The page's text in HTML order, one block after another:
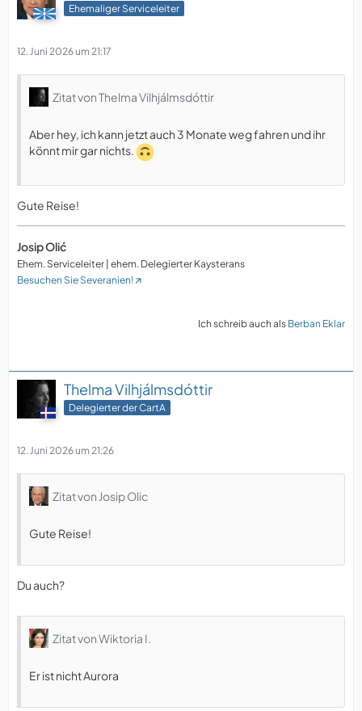
Ehemaliger Serviceleiter
12. Juni 2026 um 21:17
Zitat von Thelma Vilhjálmsdóttir
Aber hey, ich kann jetzt auch 3 Monate weg fahren und ihr
könnt mir gar nichts.
Gute Reise!
Josip Olić
Ehem. Serviceleiter | ehem. Delegierter Kaysterans
Besuchen Sie Severanien!
Ich schreib auch als Berban Eklar
Thelma Vilhjálmsdóttir
Delegierter der CartA
12. Juni 2026 um 21:26
Zitat von Josip Olic
Gute Reise!
Du auch?
Zitat von Wiktoria I.
Er ist nicht Aurora